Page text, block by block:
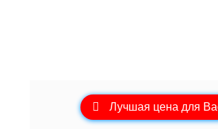
Лучшая цена для